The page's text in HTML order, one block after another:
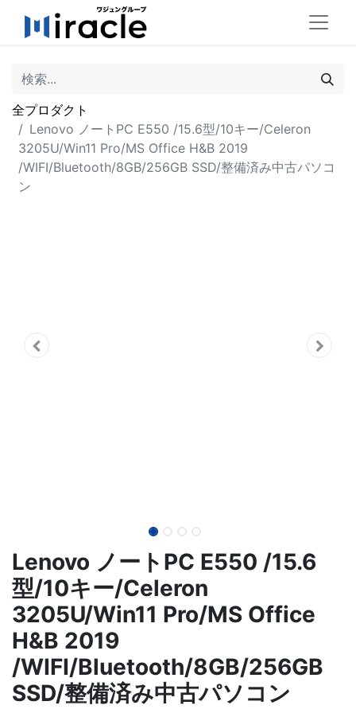
全プロダクト
Lenovo ノートPC E550 /15.6型/10キー/Celeron
3205U/Win11 Pro/MS Office H&B 2019
/WIFI/Bluetooth/8GB/256GB SSD/整備済み中古パソコ
ン
Lenovo ノートPC E550 /15.6
型/10キー/Celeron
3205U/Win11 Pro/MS Office
H&B 2019
/WIFI/Bluetooth/8GB/256GB
SSD/整備済み中古パソコン